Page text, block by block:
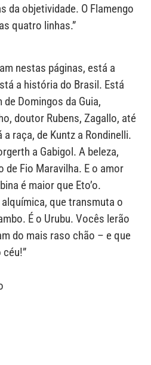
da objetividade. O Flamengo
quatro linhas.”
nestas páginas, está a
a história do Brasil. Está
Domingos da Guia,
doutor Rubens, Zagallo, até
raça, de Kuntz a Rondinelli.
a Gabigol. A beleza,
Fio Maravilha. E o amor
é maior que Eto’o.
que transmuta o
É o Urubu. Vocês lerão
do mais raso chão – e que